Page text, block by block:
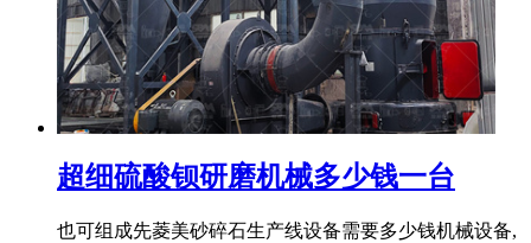
超细硫酸钡研磨机械多少钱一台
也可组成先菱美砂碎石生产线设备需要多少钱机械设备,